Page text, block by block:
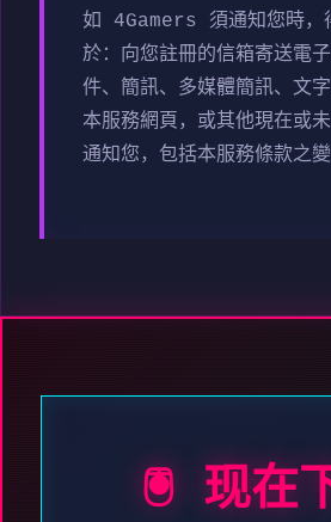
如 4Gamers 須通知您時，
於：向您註冊的信箱寄送電
件、簡訊、多媒體簡訊、文
本服務網頁，或其他現在或
通知您，包括本服務條款之變
🖲️ 现在